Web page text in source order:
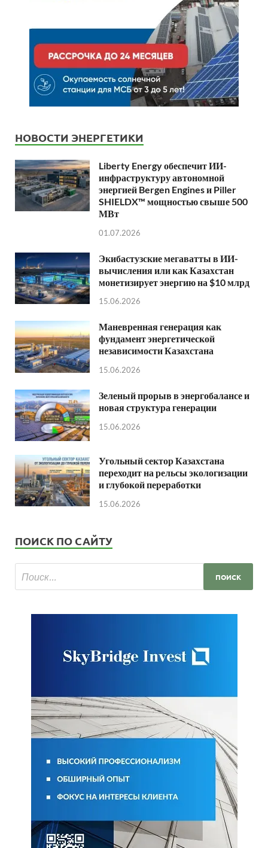
НОВОСТИ ЭНЕРГЕТИКИ
Liberty Energy обеспечит ИИ-
инфраструктуру автономной
энергией Bergen Engines и Piller
SHIELDX™ мощностью свыше 500
МВт
01.07.2026
Экибастузские мегаватты в ИИ-
вычисления или как Казахстан
монетизирует энергию на $10 млрд
15.06.2026
Маневренная генерация как
фундамент энергетической
независимости Казахстана
15.06.2026
Зеленый прорыв в энергобалансе и
новая структура генерации
15.06.2026
Угольный сектор Казахстана
переходит на рельсы экологизации
и глубокой переработки
15.06.2026
ПОИСК ПО САЙТУ